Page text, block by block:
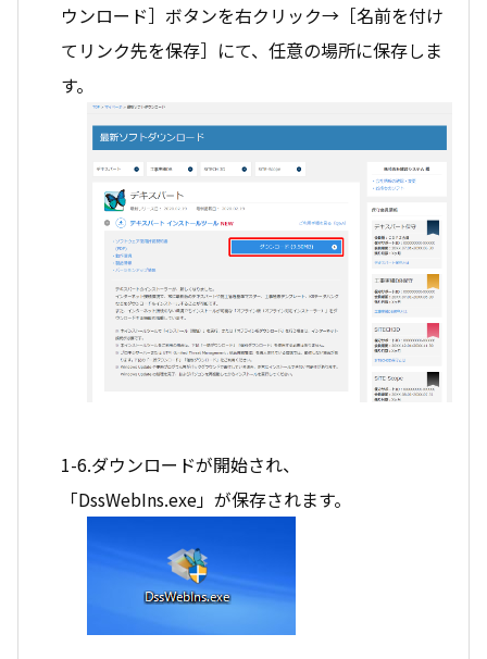
ウンロード］ボタンを右クリック→［名前を付け
てリンク先を保存］にて、任意の場所に保存しま
す。
1-6.ダウンロードが開始され、
「DssWebIns.exe」が保存されます。